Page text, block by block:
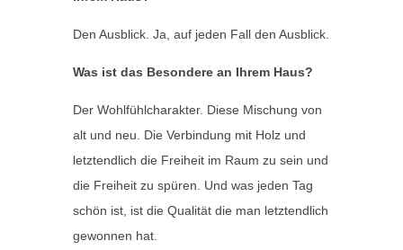
Den Ausblick. Ja, auf jeden Fall den Ausblick.
Was ist das Besondere an Ihrem Haus?
Der Wohlfühlcharakter. Diese Mischung von
alt und neu. Die Verbindung mit Holz und
letztendlich die Freiheit im Raum zu sein und
die Freiheit zu spüren. Und was jeden Tag
schön ist, ist die Qualität die man letztendlich
gewonnen hat.